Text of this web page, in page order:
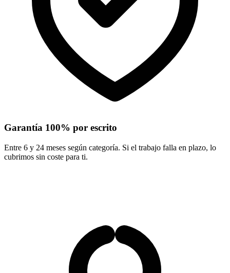
Garantía 100% por escrito
Entre 6 y 24 meses según categoría. Si el trabajo falla en plazo, lo
cubrimos sin coste para ti.